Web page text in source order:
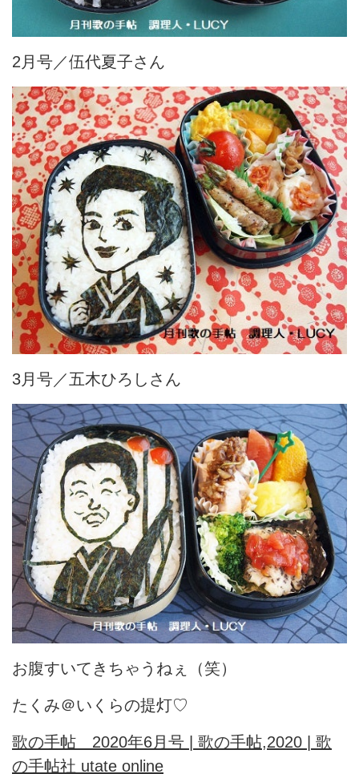
2月号／伍代夏子さん
3月号／五木ひろしさん
お腹すいてきちゃうねぇ（笑）
たくみ＠いくらの提灯♡
歌の手帖 2020年6月号 | 歌の手帖,2020 | 歌
の手帖社 utate online